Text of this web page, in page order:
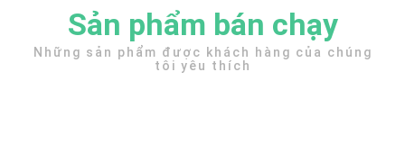
Sản phẩm bán chạy
Những sản phẩm được khách hàng của chúng
tôi yêu thích